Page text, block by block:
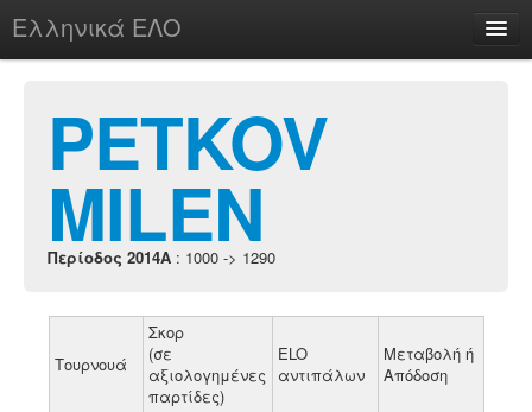
Ελληνικά ΕΛΟ
chesstu.be @ discord
Login
PETKOV
MILEN
Περίοδος 2014A : 1000 -> 1290
Τουρνουά
Σκορ
(σε
αξιολογημένες
παρτίδες)
ELO
αντιπάλων
Μεταβολή ή
Απόδοση